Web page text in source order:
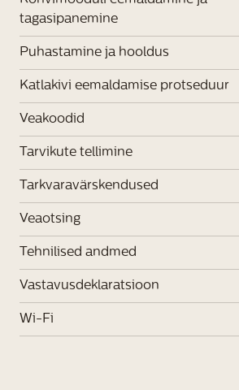
tagasipanemine
Puhastamine ja hooldus
Katlakivi eemaldamise protseduur
Veakoodid
Tarvikute tellimine
Tarkvaravärskendused
Veaotsing
Tehnilised andmed
Vastavusdeklaratsioon
Wi-Fi